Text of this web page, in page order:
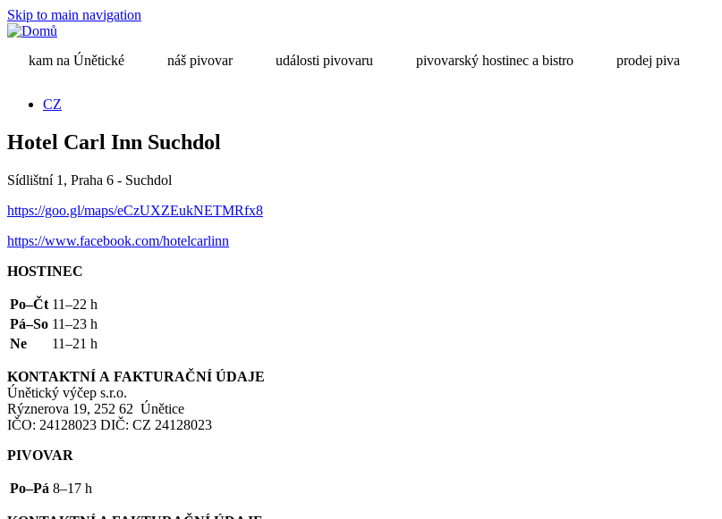
Skip to main navigation
kam na Únětické náš pivovar události pivovaru pivovarský hostinec a bistro prodej piva
CZ
Hotel Carl Inn Suchdol
Sídlištní 1, Praha 6 - Suchdol
https://goo.gl/maps/eCzUXZEukNETMRfx8
https://www.facebook.com/hotelcarlinn
HOSTINEC
Po–Čt 11–22 h
Pá–So 11–23 h
Ne
11–21 h
KONTAKTNÍ A FAKTURAČNÍ ÚDAJE
Únětický výčep s.r.o.
Rýznerova 19, 252 62 Únětice
IČO: 24128023 DIČ: CZ 24128023
PIVOVAR
Po–Pá 8–17 h